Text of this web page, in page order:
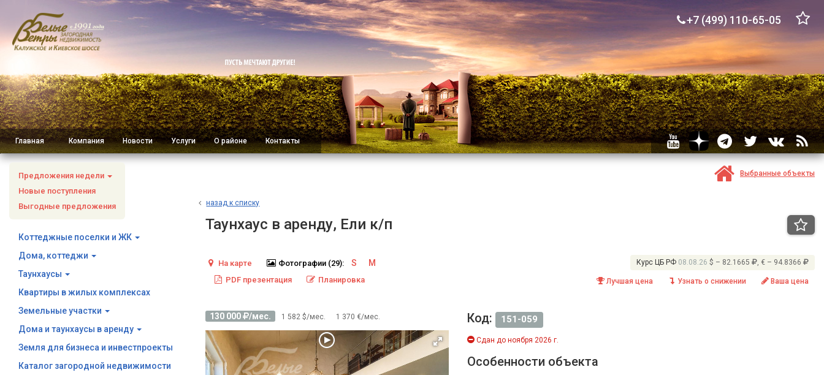
+7 (499) 110-65-05
Главная Компания Новости Услуги О районе Контакты
Предложения недели
Новые поступления
Выгодные предложения
Коттеджные поселки и ЖК
Дома, коттеджи
Таунхаусы
Квартиры в жилых комплексах
Земельные участки
Дома и таунхаусы в аренду
Земля для бизнеса и инвестпроекты
Каталог загородной недвижимости
Выбранные объекты
назад к списку
Таунхаус в аренду, Ели к/п
Курс ЦБ РФ 08.08.26 $ – 82.1665 , € – 94.8366
Лучшая цена Узнать о снижении Ваша цена
На карте Фотографии (29): S M
PDF презентация Планировка
130 000 /мес. 1 582 $/мес. 1 370 €/мес. Код: 151-059
Сдан до ноября 2026 г.
Особенности объекта